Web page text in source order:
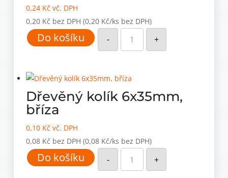
0,24 Kč vč. DPH
0,20 Kč bez DPH (0,20 Kč/ks bez DPH)
Do košíku -
Dřevěný
kolík
6x30mm,
buk
množství
+
Dřevěný kolík 6x35mm,
bříza
0,10 Kč vč. DPH
0,08 Kč bez DPH (0,08 Kč/ks bez DPH)
Do košíku -
Dřevěný
kolík
6x35mm,
bříza
+